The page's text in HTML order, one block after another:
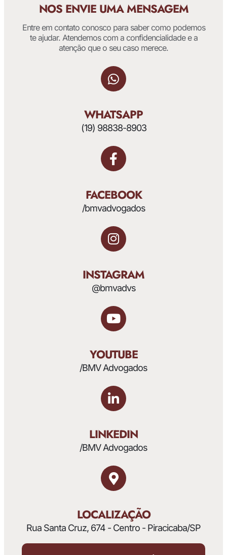
NOS ENVIE UMA MENSAGEM
Entre em contato conosco para saber como podemos
te ajudar. Atendemos com a confidencialidade e a
atenção que o seu caso merece.
WHATSAPP
(19) 98838-8903
FACEBOOK
/bmvadvogados
INSTAGRAM
@bmvadvs
YOUTUBE
/BMV Advogados
LINKEDIN
/BMV Advogados
LOCALIZAÇÃO
Rua Santa Cruz, 674 - Centro - Piracicaba/SP